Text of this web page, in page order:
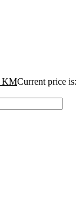
KMCurrent price is: